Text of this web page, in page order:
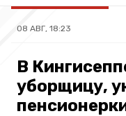
08 АВГ, 18:23
В
уборщицу,